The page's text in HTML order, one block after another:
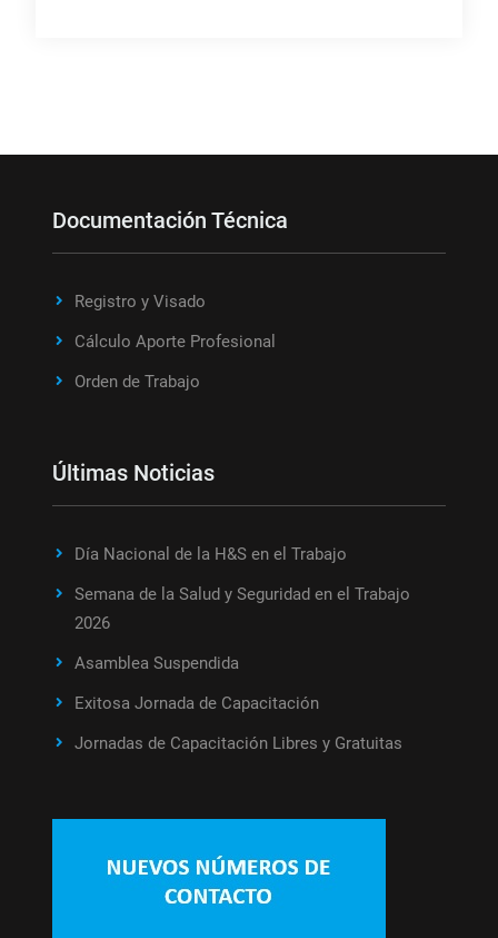
Documentación Técnica
Registro y Visado
Cálculo Aporte Profesional
Orden de Trabajo
Últimas Noticias
Día Nacional de la H&S en el Trabajo
Semana de la Salud y Seguridad en el Trabajo
2026
Asamblea Suspendida
Exitosa Jornada de Capacitación
Jornadas de Capacitación Libres y Gratuitas